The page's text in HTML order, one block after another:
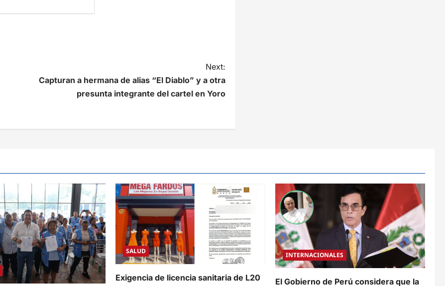
Next:
Capturan a hermana de alias “El Diablo” y a otra
presunta integrante del cartel en Yoro
SALUD
Exigencia de licencia sanitaria de L20
INTERNACIONALES
El Gobierno de Perú considera que la